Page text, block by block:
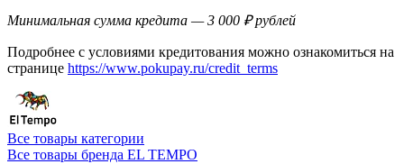
Минимальная сумма кредита — 3 000 ₽ рублей
Подробнее с условиями кредитования можно ознакомиться на
странице https://www.pokupay.ru/credit_terms
Все товары категории
Все товары бренда EL TEMPO